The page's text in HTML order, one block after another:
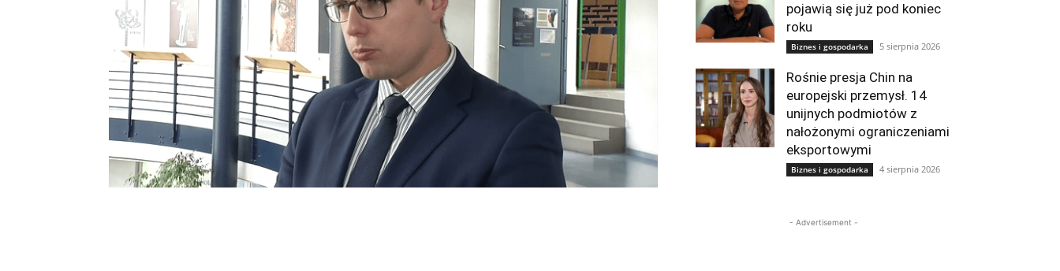
pojawią się już pod koniec
roku
Biznes i gospodarka 5 sierpnia 2026
Rośnie presja Chin na
europejski przemysł. 14
unijnych podmiotów z
nałożonymi ograniczeniami
eksportowymi
Biznes i gospodarka 4 sierpnia 2026
- Advertisement -